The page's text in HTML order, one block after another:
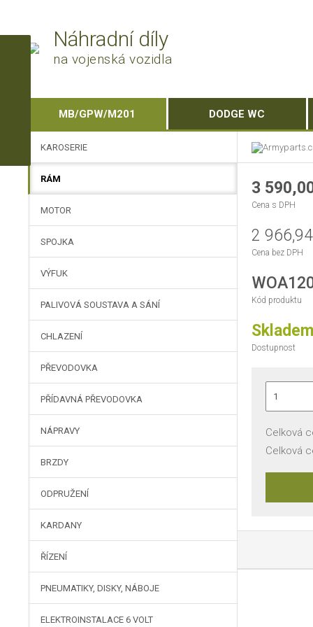
Náhradní díly
na vojenská vozidla
MB/GPW/M201 DODGE WC
3
Cena s DPH
2
Cena bez DPH
Kód produktu
Skladem
Dostupnost
Celková
Celková
KAROSERIE
RÁM
MOTOR
SPOJKA
VÝFUK
PALIVOVÁ SOUSTAVA A SÁNÍ
CHLAZENÍ
PŘEVODOVKA
PŘÍDAVNÁ PŘEVODOVKA
NÁPRAVY
BRZDY
ODPRUŽENÍ
KARDANY
ŘÍZENÍ
PNEUMATIKY, DISKY, NÁBOJE
ELEKTROINSTALACE 6 VOLT